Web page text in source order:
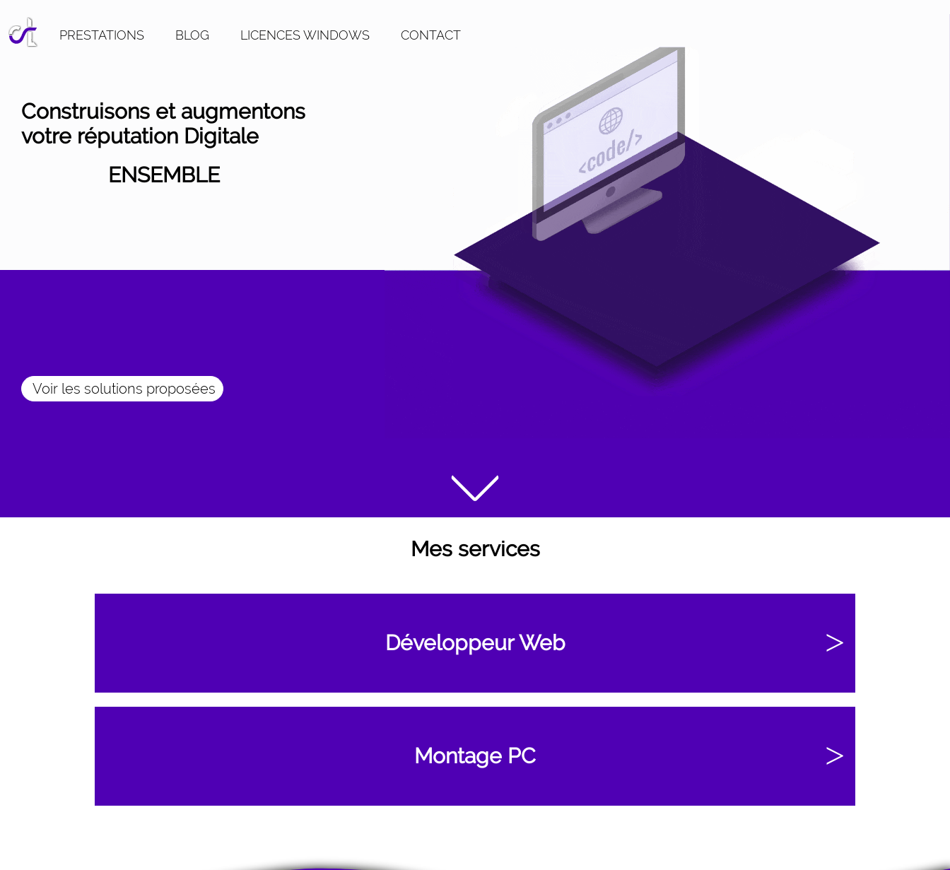
PRESTATIONS BLOG LICENCES WINDOWS CONTACT
Construisons et augmentons
votre réputation Digitale
ENSEMBLE
Voir les solutions proposées
Mes services
Développeur Web >
Montage PC >